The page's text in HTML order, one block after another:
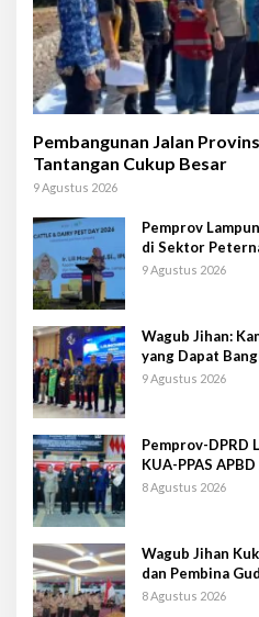
Pembangunan Jalan
Tantangan Cukup Besar
9 Agustus 2026
Pemprov
di Sektor
9 Agustus 2026
Wagub Jihan:
yang Dapat
9 Agustus 2026
Pemprov-DPRD
KUA-PPAS
8 Agustus 2026
Wagub Jihan
dan Pembina
8 Agustus 2026